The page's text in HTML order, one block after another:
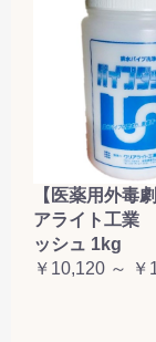
【医薬用外毒
アライト工業
ッシュ 1kg
￥10,120 ～ ￥